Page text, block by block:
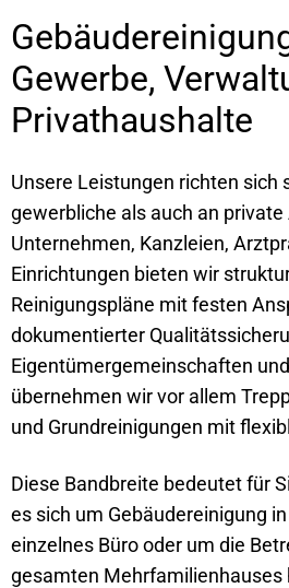
Gewerbe,
Privathaushalte
Unsere Leistungen richten sich
gewerbliche als auch an
Unternehmen, Kanzleien,
Einrichtungen bieten wir
Reinigungspläne mit festen
dokumentierter
Eigentümergemeinschaften
übernehmen wir vor allem
und Grundreinigungen mit
Diese Bandbreite bedeutet für
es sich um Gebäudereinigung
einzelnes Büro oder um die
gesamten Mehrfamilienhauses